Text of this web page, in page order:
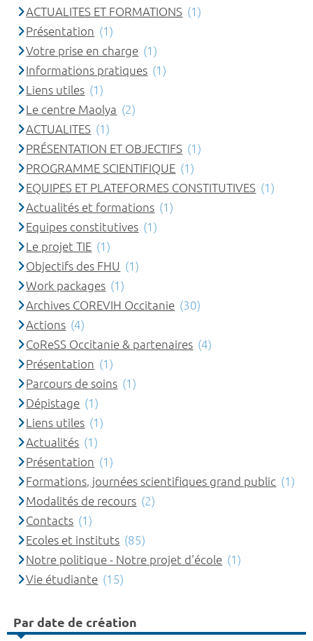
ACTUALITES ET FORMATIONS (1)
Présentation (1)
Votre prise en charge (1)
Informations pratiques (1)
Liens utiles (1)
Le centre Maolya (2)
ACTUALITES (1)
PRÉSENTATION ET OBJECTIFS (1)
PROGRAMME SCIENTIFIQUE (1)
EQUIPES ET PLATEFORMES CONSTITUTIVES (1)
Actualités et formations (1)
Equipes constitutives (1)
Le projet TIE (1)
Objectifs des FHU (1)
Work packages (1)
Archives COREVIH Occitanie (30)
Actions (4)
CoReSS Occitanie & partenaires (4)
Présentation (1)
Parcours de soins (1)
Dépistage (1)
Liens utiles (1)
Actualités (1)
Présentation (1)
Formations, journées scientifiques grand public (1)
Modalités de recours (2)
Contacts (1)
Ecoles et instituts (85)
Notre politique - Notre projet d'école (1)
Vie étudiante (15)
Par date de création